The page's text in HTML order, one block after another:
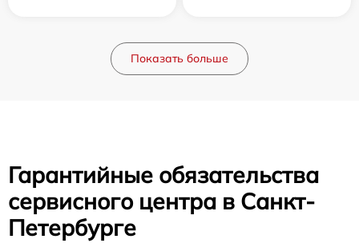
Показать больше
Гарантийные обязательства
сервисного центра в Санкт-
Петербурге